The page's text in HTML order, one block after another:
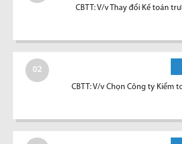
CBTT: V/v Thay đổi Kế toán
02
CBTT: V/v Chọn Công ty Kiểm